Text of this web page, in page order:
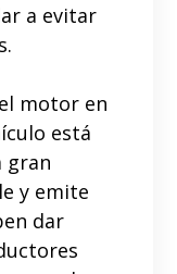
a evitar
motor en
está
gran
y emite
dar